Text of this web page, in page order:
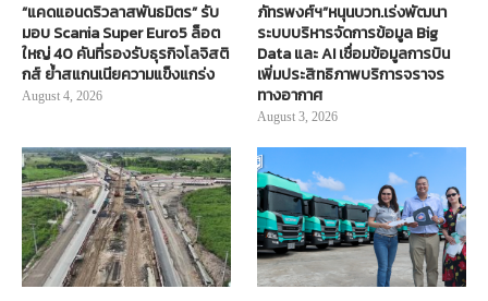
“แคดแอนดริวลาสพันธมิตร” รับ
มอบ Scania Super Euro5 ล็อต
ใหญ่ 40 คันที่รองรับธุรกิจโลจิสติ
กส์ ย้ำสแกนเนียความแข็งแกร่ง
August 4, 2026
ภัทรพงศ์ฯ”หนุนบวท.เร่งพัฒนา
ระบบบริหารจัดการข้อมูล Big
Data และ AI เชื่อมข้อมูลการบิน
เพิ่มประสิทธิภาพบริการจราจร
ทางอากาศ
August 3, 2026